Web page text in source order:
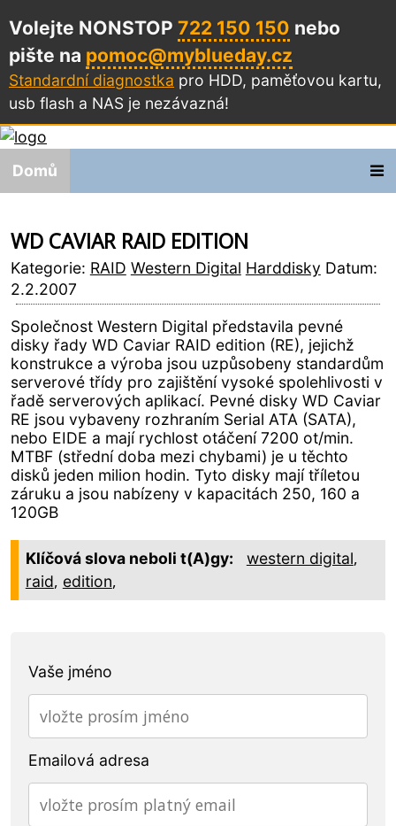
Volejte NONSTOP 722 150 150 nebo
pište na pomoc@myblueday.cz
Standardní diagnostka pro HDD, paměťovou kartu,
usb flash a NAS je nezávazná!
Domů
WD CAVIAR RAID EDITION
Kategorie: RAID Western Digital Harddisky Datum:
2.2.2007
Společnost Western Digital představila pevné
disky řady WD Caviar RAID edition (RE), jejichž
konstrukce a výroba jsou uzpůsobeny standardům
serverové třídy pro zajištění vysoké spolehlivosti v
řadě serverových aplikací. Pevné disky WD Caviar
RE jsou vybaveny rozhraním Serial ATA (SATA),
nebo EIDE a mají rychlost otáčení 7200 ot/min.
MTBF (střední doba mezi chybami) je u těchto
disků jeden milion hodin. Tyto disky mají tříletou
záruku a jsou nabízeny v kapacitách 250, 160 a
120GB
Klíčová slova neboli t(A)gy: western digital,
raid, edition,
Vaše jméno
Emailová adresa